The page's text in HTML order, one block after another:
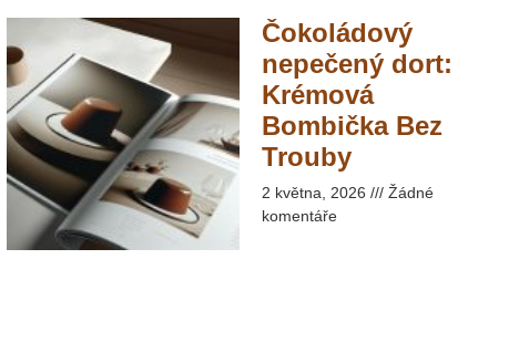
Čokoládový
nepečený dort:
Krémová
Bombička Bez
Trouby​
2 května, 2026
Žádné
komentáře